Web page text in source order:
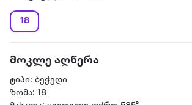
18
მოკლე აღწერა
ტიპი: ბეჭედი
ზომა: 18